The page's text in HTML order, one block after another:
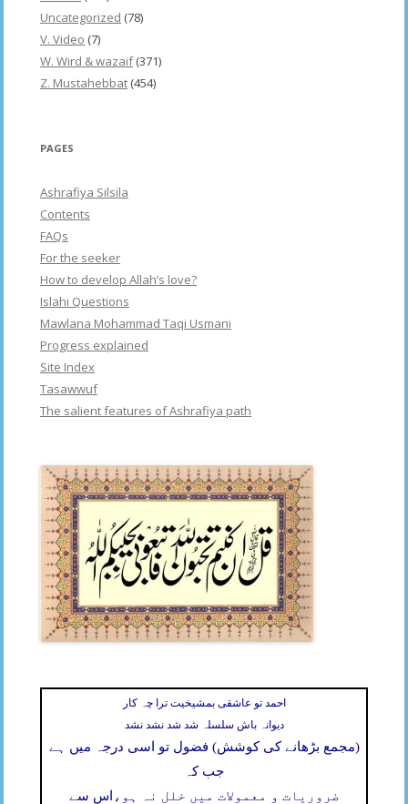
Uncategorized (78)
V. Video (7)
W. Wird & wazaif(371)
Z. Mustahebbat (454)
PAGES
Ashrafiya Silsila
Contents
FAQs
For the seeker
How to develop Allah’s love?
Islahi Questions
Mawlana Mohammad Taqi Usmani
Progress explained
Site Index
Tasawwuf
The salient features of Ashrafiya path
احمد تو عاشقی بمشیخیت ترا چہ کار
دیوانہ باش سلسلہ شد شد نشد نشد
(مجمع بڑھانے کی کوشش) فضول تو اسی درجہ میں ہے
جب کہ
اس سے ضروریات و معمولات میں خلل نہ ہو،